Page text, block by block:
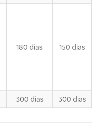
180 dias 150 dias
300 dias 300 dias